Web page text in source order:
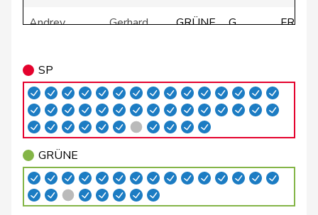
Andrey
Gerhard GRÜNE G
FR
Badertscher
Christine GRÜNE G
BE
Badran
Jacqueline SP S
Bally
Balmer Bettina FDP RL
SP
GRÜNE